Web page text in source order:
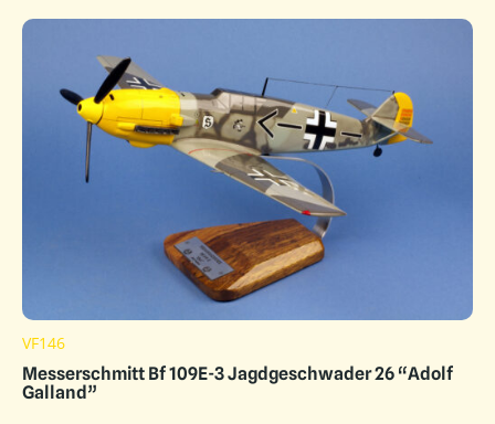
VF146
Messerschmitt Bf 109E-3 Jagdgeschwader 26 “Adolf
Galland”